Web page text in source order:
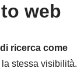
web
ricerca come
stessa visibilità.